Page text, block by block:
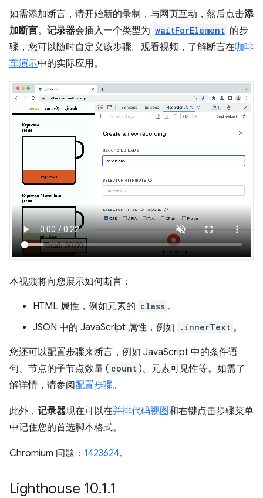
如需添加断言，请开始新的录制，与网页互动，然后点击添
加断言。 记录器会插入一个类型为 waitForElement 的步
骤，您可以随时自定义该步骤。观看视频，了解断言在咖啡
车演示中的实际应用。
本视频将向您展示如何断言：
HTML 属性，例如元素的 class 。
JSON 中的 JavaScript 属性，例如
.innerText 。
您还可以配置步骤来断言，例如 JavaScript 中的条件语
句、节点的子节点数量 ( count )、元素可见性等。如需了
解详情，请参阅配置步骤。
此外， 记录器现在可以在并排代码视图和右键点击步骤菜单
中记住您的首选脚本格式。
Chromium 问题： 1423624。
Lighthouse 10.1.1